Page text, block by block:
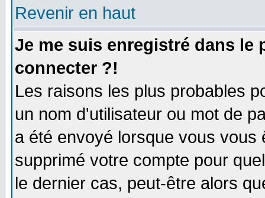
Revenir en haut
Je me suis enregistré dans le
connecter ?!
Les raisons les plus probables
un nom d'utilisateur ou mot de
a été envoyé lorsque vous
supprimé votre compte pour
le dernier cas, peut-être alors